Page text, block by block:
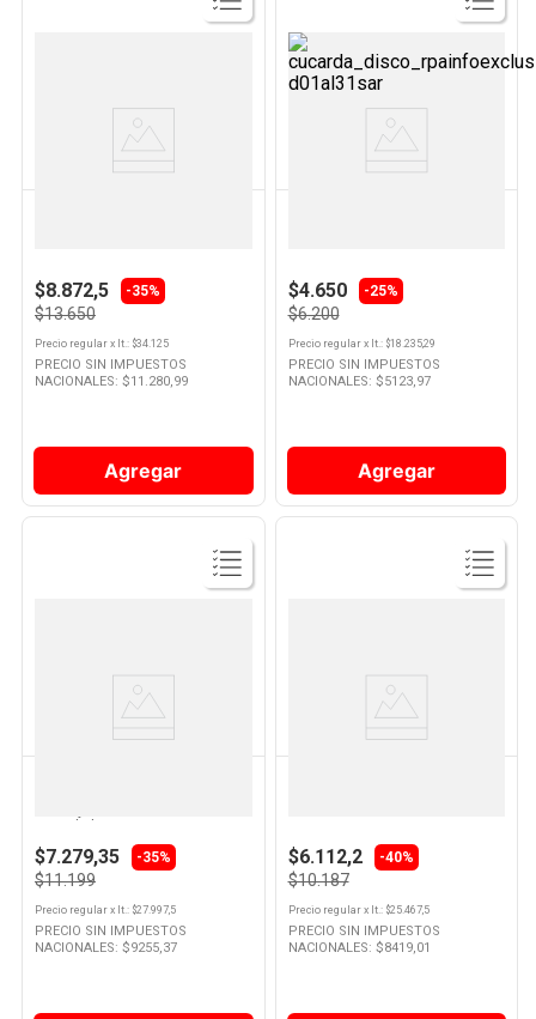
Ver
Producto
$8.872,5 -35%
$13.650
Precio regular x lt. : $34.125
PRECIO SIN IMPUESTOS
NACIONALES: $11.280,99
Agregar
Ver
Producto
$4.650 -25%
$6.200
Precio regularx lt. : $18.235,29
PRECIO SIN IMPUESTOS
NACIONALES: $5123,97
Agregar
Producto
$7.279,35 -35%
$11.199
Precio regular x lt.: $27.997,5
PRECIO SIN IMPUESTOS
NACIONALES: $9255,37
Producto
$6.112,2 -40%
$10.187
Precio regularx lt.: $25.467,5
PRECIO SIN IMPUESTOS
NACIONALES: $8419,01